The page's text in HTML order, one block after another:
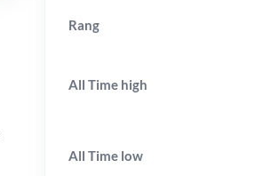
Rang
All Time high
All Time low